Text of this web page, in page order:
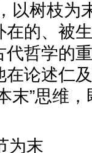
以树枝为
的、被
哲学的
论述仁
末”思维
枝节